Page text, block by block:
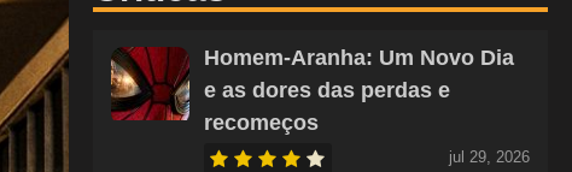
Homem-Aranha: Um Novo Dia
e as dores das perdas e
recomeços
jul 29, 2026